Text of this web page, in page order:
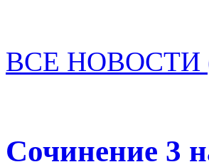
ВСЕ НОВОСТИ
Сочинение 3